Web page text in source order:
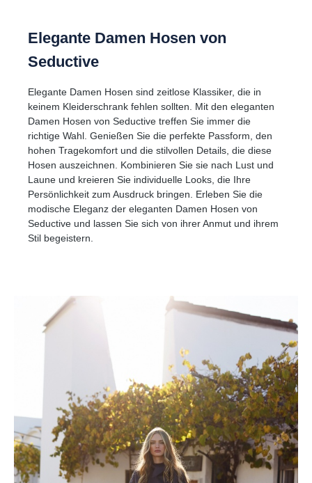
Elegante Damen Hosen von
Seductive
Elegante Damen Hosen sind zeitlose Klassiker, die in
keinem Kleiderschrank fehlen sollten. Mit den eleganten
Damen Hosen von Seductive treffen Sie immer die
richtige Wahl. Genießen Sie die perfekte Passform, den
hohen Tragekomfort und die stilvollen Details, die diese
Hosen auszeichnen. Kombinieren Sie sie nach Lust und
Laune und kreieren Sie individuelle Looks, die Ihre
Persönlichkeit zum Ausdruck bringen. Erleben Sie die
modische Eleganz der eleganten Damen Hosen von
Seductive und lassen Sie sich von ihrer Anmut und ihrem
Stil begeistern.